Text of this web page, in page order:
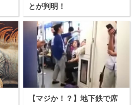
とが判明！
【マジか！？】地下鉄で席